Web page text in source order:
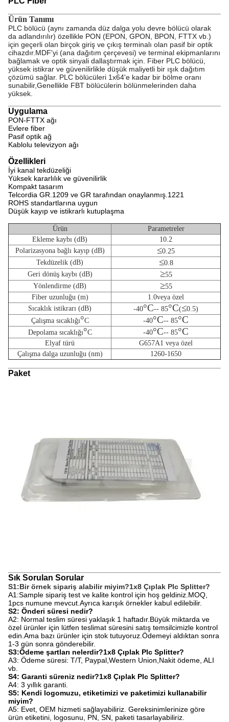
Ürün Tanımı
PLC bölücü (aynı zamanda düz dalga yolu devre bölücü olarak
da adlandırılır) özellikle PON (EPON, GPON, BPON, FTTX vb.)
için geçerli olan birçok giriş ve çıkış terminalı olan pasif bir optik
cihazdır.MDF'yi (ana dağıtım çerçevesi) ve terminal ekipmanlarını
bağlamak ve optik sinyali dallaştırmak için. Fiber PLC bölücü,
yüksek istikrar ve güvenilirlikle düşük maliyetli bir ışık dağıtım
çözümü sağlar. PLC bölücüleri 1x64'e kadar bir bölme oranı
sunabilir,Genellikle FBT bölücülerin bölünmelerinden daha
yüksek.
Uygulama
PON-FTTX ağı
Evlere fiber
Pasif optik ağ
Kablolu televizyon ağı
Özellikleri
İyi kanal tekdüzeliği
Yüksek kararlılık ve güvenilirlik
Kompakt tasarım
Telcordia GR.1209 ve GR tarafından onaylanmış.1221
ROHS standartlarına uygun
Düşük kayıp ve istikrarlı kutuplaşma
Ürün
Parametreler
Ekleme kaybı (dB)
10.2
Polarizasyona bağlı kayıp (dB)
≤0.25
Tekdüzelik (dB)
≤0.8
Geri dönüş kaybı (dB)
≥55
Yönlendirme (dB)
≥55
Fiber uzunluğu (m)
1.0veya özel
Sıcaklık istikrarı (dB)
-40°C-- 85°C(≤0.5)
Çalışma sıcaklığı°C -40°C-- 85°C
Depolama sıcaklığı°C -40°C-- 85°C
Elyaf türü
G657A1 veya özel
Çalışma dalga uzunluğu (nm)
1260-1650
Paket
Sık Sorulan Sorular
S1:Bir örnek sipariş alabilir miyim?1x8 Çıplak Plc Splitter?
A1:Sample sipariş test ve kalite kontrol için hoş geldiniz. MOQ,
1pcs numune mevcut. Ayrıca karışık örnekler kabul edilebilir.
S2: Önderi süresi nedir?
A2: Normal teslim süresi yaklaşık 1 haftadır. Büyük miktarda ve
özel ürünler için lütfen teslimat süresini satış temsilcimizle kontrol
edin. Ama bazı ürünler için stok tutuyoruz. Ödemeyi aldıktan sonra
1-3 gün sonra gönderebilir.
S3:Ödeme şartları nelerdir?1x8 Çıplak Plc Splitter?
A3: Ödeme süresi: T/T, Paypal, Western Union, Nakit ödeme, ALI
vb.
S4: Garanti süreniz nedir?1x8 Çıplak Plc Splitter?
A4: 3 yıllık garanti.
S5: Kendi logomuzu, etiketimizi ve paketimizi kullanabilir
miyim?
A5: Evet, OEM hizmeti sağlayabiliriz. Gereksinimlerinize göre
ürün etiketini, logosunu, PN, SN, paketi tasarlayabiliriz.